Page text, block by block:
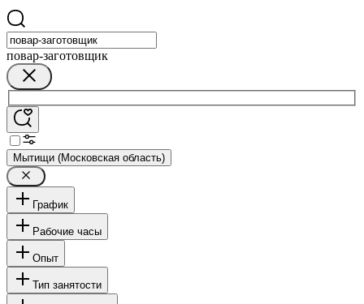
повар-заготовщик
Мытищи (Московская область)
График
Рабочие часы
Опыт
Тип занятости